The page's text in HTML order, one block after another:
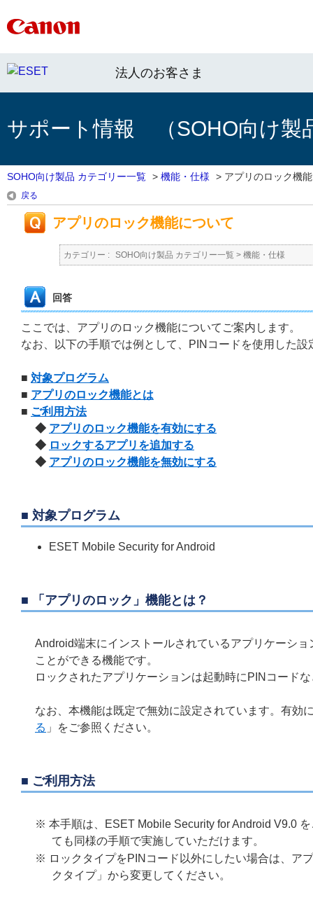
法人のお客さま
サポート情報 （SOHO向け製
SOHO向け製品 カテゴリー一覧 > 機能・仕様 > アプリのロック機
戻る
アプリのロック機能について
カテゴリー : SOHO向け製品 カテゴリー一覧 > 機能・仕様
回答
ここでは、アプリのロック機能についてご案内します。
なお、以下の手順では例として、PINコードを使用した設
■ 対象プログラム
■ アプリのロック機能とは
■ ご利用方法
◆ アプリのロック機能を有効にする
◆ ロックするアプリを追加する
◆ アプリのロック機能を無効にする
■ 対象プログラム
ESET Mobile Security for Android
■ 「アプリのロック」機能とは？
Android端末にインストールされているアプリケーシ
ことができる機能です。
ロックされたアプリケーションは起動時にPINコード
なお、本機能は既定で無効に設定されています。有効
る 」をご参照ください。
■ ご利用方法
※ 本手順は、ESET Mobile Security for Android V9.0
ても同様の手順で実施していただけます。
※ ロックタイプをPINコード以外にしたい場合は、ア
クタイプ」から変更してください。